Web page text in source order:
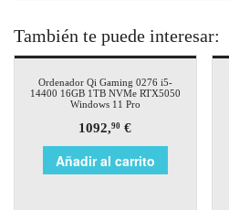
También te puede interesar:
Ordenador Qi Gaming 0276 i5-
14400 16GB 1TB NVMe RTX5050
Windows 11 Pro
1092,90 €
Añadir al carrito